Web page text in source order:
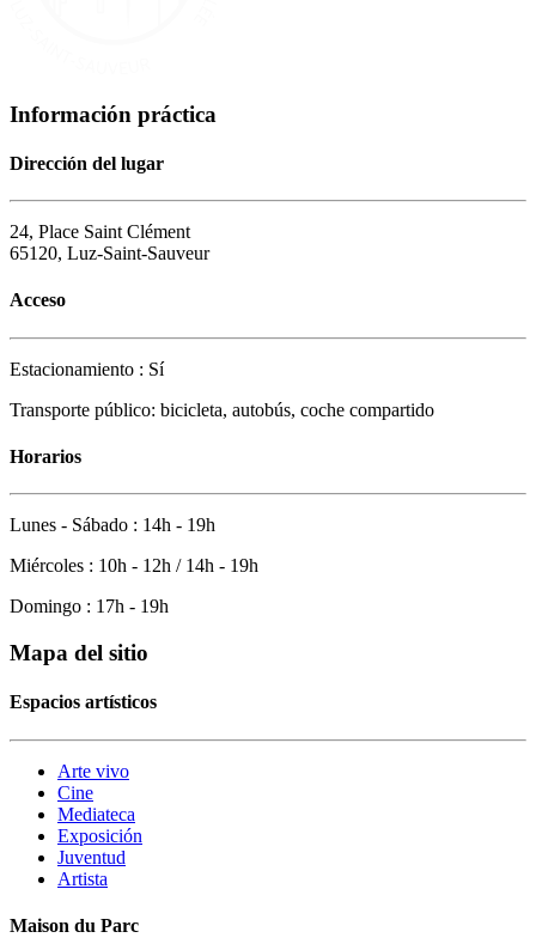
Información práctica
Dirección del lugar
24, Place Saint Clément
65120, Luz-Saint-Sauveur
Acceso
Estacionamiento : Sí
Transporte público: bicicleta, autobús, coche compartido
Horarios
Lunes - Sábado : 14h - 19h
Miércoles : 10h - 12h / 14h - 19h
Domingo : 17h - 19h
Mapa del sitio
Espacios artísticos
Arte vivo
Cine
Mediateca
Exposición
Juventud
Artista
Maison du Parc